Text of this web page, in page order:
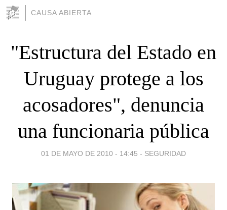
CAUSA ABIERTA
"Estructura del Estado en
Uruguay protege a los
acosadores", denuncia
una funcionaria pública
01 DE MAYO DE 2010 - 14:45 - SEGURIDAD